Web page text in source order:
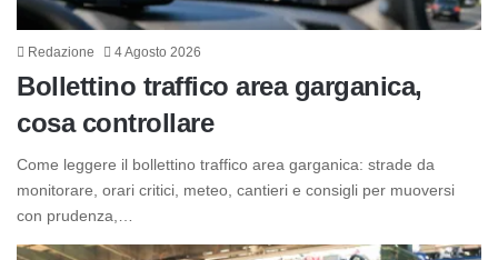
Redazione 4 Agosto 2026
Bollettino traffico area garganica,
cosa controllare
Come leggere il bollettino traffico area garganica: strade da
monitorare, orari critici, meteo, cantieri e consigli per muoversi
con prudenza,…